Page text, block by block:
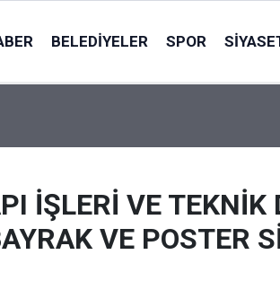
BELEDIYELER SPOR
İŞLERİ VE TEKNİK
VE POSTER